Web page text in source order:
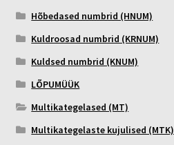
Hõbedased numbrid (HNUM)
Kuldroosad numbrid (KRNUM)
Kuldsed numbrid (KNUM)
LÕPUMÜÜK
Multikategelased (MT)
Multikategelaste kujulised (MTK)